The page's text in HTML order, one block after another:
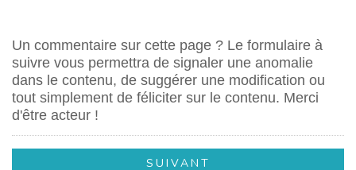
Un commentaire sur cette page ? Le formulaire à
suivre vous permettra de signaler une anomalie
dans le contenu, de suggérer une modification ou
tout simplement de féliciter sur le contenu. Merci
d'être acteur !